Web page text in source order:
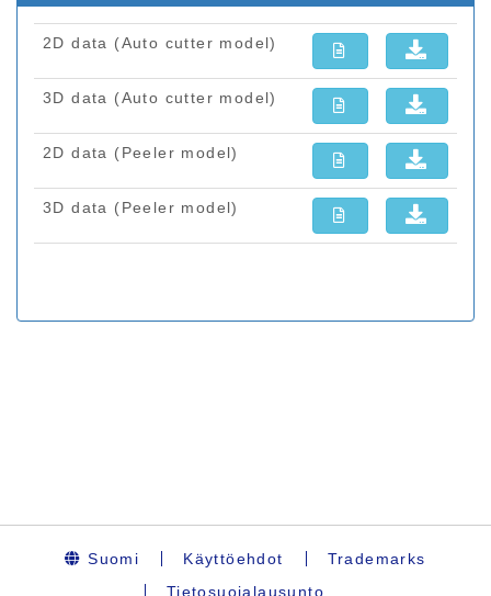
Suomi Käyttöehdot
Trademarks
Tietosuojalausunto